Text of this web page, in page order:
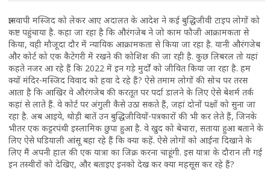
ज्ञानवापी मस्जिद को लेकर आए अदालत के आदेश ने कई बुद्धिजीवी टाइप लोगों को
कष्ट पहुंचाया है. कहा जा रहा है कि औरंगजेब ने जो काम फौजी आक्रामकता से
किया, वही मौजूदा दौर में न्यायिक आक्रामकता से किया जा रहा है. यानी औरंगजेब
और कोर्ट को एक कैटेगरी में रखने की कोशिश की जा रही है. कुछ लिबरल तो यहां
कहते नजर आ रहे हैं कि 2022 में इन गड़े मुर्दों को जीवित किया जा रहा है. हम
क्यों मंदिर-मस्जिद विवाद को हवा दे रहे हैं? ऐसे तमाम लोगों की सोच पर तरस
आता है कि आखिर वे औरंगजेब की करतूत पर पर्दा डालने के लिए ऐसे बेशर्म तर्क
कहां से लाते हैं. वे कोर्ट पर अंगुली कैसे उठा सकते हैं, जहां दोनों पक्षों को सुना जा
रहा है. अब आइये, थोड़ी बातें उन बुद्धिजीवियों-पत्रकारों की भी कर लेते हैं, जिनके
भीतर एक कट्टरपंथी इस्लामिक छुपा हुआ है. वे खुद को बेचारा, सताया हुआ बताने के
लिए ऐसे घडियाली आंसू बहा रहे हैं कि क्या कहें. ऐसे लोगों को आईना दिखाने के
लिए मैं अपनी हाल की एक यात्रा का जिक्र करना चाहूंगी. इस यात्रा के दौरान ली गई
इन तस्वीरों को देखिए, और बताइए इनको देख कर क्या महसूस कर रहे हैं?